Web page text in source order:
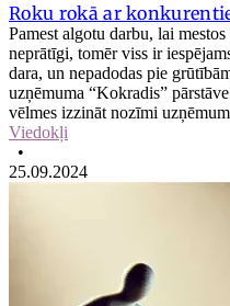
Roku rokā ar
Pamest algotu darbu, lai
neprātīgi, tomēr viss ir
dara, un nepadodas pie
uzņēmuma “Kokradis”
vēlmes izzināt nozīmi
Viedokļi
•
25.09.2024